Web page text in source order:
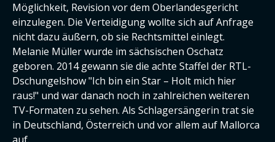
Möglichkeit, Revision vor dem Oberlandesgericht
einzulegen. Die Verteidigung wollte sich auf Anfrage
nicht dazu äußern, ob sie Rechtsmittel einlegt.
Melanie Müller wurde im sächsischen Oschatz
geboren. 2014 gewann sie die achte Staffel der RTL-
Dschungelshow "Ich bin ein Star – Holt mich hier
raus!" und war danach noch in zahlreichen weiteren
TV-Formaten zu sehen. Als Schlagersängerin trat sie
in Deutschland, Österreich und vor allem auf Mallorca